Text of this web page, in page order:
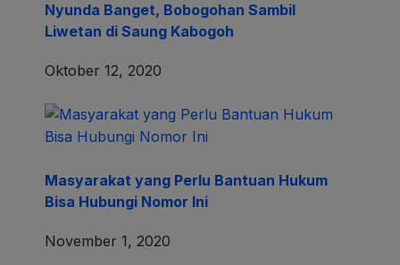
Nyunda Banget, Bobogohan Sambil
Liwetan di Saung Kabogoh
Oktober 12, 2020
Masyarakat yang Perlu Bantuan Hukum
Bisa Hubungi Nomor Ini
November 1, 2020